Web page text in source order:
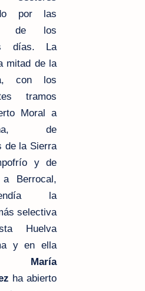
por las
de los
días. La
mitad de la
con los
tramos
Moral a
de
de la Sierra
y de
a Berrocal,
la
selectiva
Huelva
y en ella
María
ha abierto